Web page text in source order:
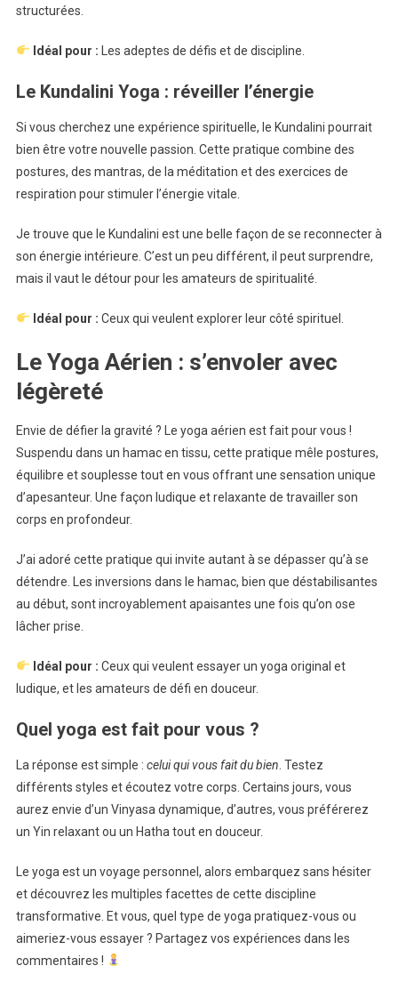
structurées.
Idéal pour : Les adeptes de défis et de discipline.
Le Kundalini Yoga : réveiller l’énergie
Si vous cherchez une expérience spirituelle, le Kundalini pourrait
bien être votre nouvelle passion. Cette pratique combine des
postures, des mantras, de la méditation et des exercices de
respiration pour stimuler l’énergie vitale.
Je trouve que le Kundalini est une belle façon de se reconnecter à
son énergie intérieure. C’est un peu différent, il peut surprendre,
mais il vaut le détour pour les amateurs de spiritualité.
Idéal pour : Ceux qui veulent explorer leur côté spirituel.
Le Yoga Aérien : s’envoler avec
légèreté
Envie de défier la gravité ? Le yoga aérien est fait pour vous !
Suspendu dans un hamac en tissu, cette pratique mêle postures,
équilibre et souplesse tout en vous offrant une sensation unique
d’apesanteur. Une façon ludique et relaxante de travailler son
corps en profondeur.
J’ai adoré cette pratique qui invite autant à se dépasser qu’à se
détendre. Les inversions dans le hamac, bien que déstabilisantes
au début, sont incroyablement apaisantes une fois qu’on ose
lâcher prise.
Idéal pour : Ceux qui veulent essayer un yoga original et
ludique, et les amateurs de défi en douceur.
Quel yoga est fait pour vous ?
La réponse est simple : celui qui vous fait du bien . Testez
différents styles et écoutez votre corps. Certains jours, vous
aurez envie d’un Vinyasa dynamique, d’autres, vous préférerez
un Yin relaxant ou un Hatha tout en douceur.
Le yoga est un voyage personnel, alors embarquez sans hésiter
et découvrez les multiples facettes de cette discipline
transformative. Et vous, quel type de yoga pratiquez-vous ou
aimeriez-vous essayer ? Partagez vos expériences dans les
commentaires !